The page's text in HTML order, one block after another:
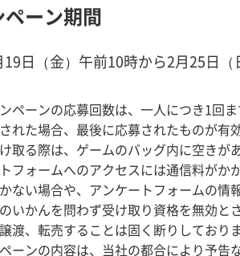
ペーン期間
19日（金）午前10時から2月25日
ペーンの応募回数は、一人につき1回ま
れた場合、最後に応募されたものが有
取る際は、ゲームのバッグ内に空きが
フォームへのアクセスには通信料がか
ない場合や、アンケートフォームの情
いかんを問わず受け取り資格を無効と
渡、転売することは固く断りしておりま
ーンの内容は、当社の都合により予告